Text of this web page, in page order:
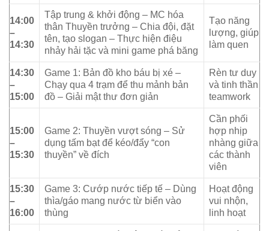
14:00
–
14:30
Tập trung & khởi động – MC hóa
thân Thuyền trưởng – Chia đội, đặt
tên, tạo slogan – Thực hiện điệu
nhảy hải tặc và mini game phá băng
Tạo năng
lượng, giúp
làm quen
14:30
–
15:00
Game 1: Bản đồ kho báu bị xé –
Chạy qua 4 trạm để thu mảnh bản
đồ – Giải mật thư đơn giản
Rèn tư duy
và tinh thần
teamwork
15:00
–
15:30
Game 2: Thuyền vượt sóng – Sử
dụng tấm bạt để kéo/đẩy “con
thuyền” về đích
Cần phối
hợp nhịp
nhàng giữa
các thành
viên
15:30
–
16:00
Game 3: Cướp nước tiếp tế – Dùng
thìa/gáo mang nước từ biển vào
thùng
Hoạt động
vui nhộn,
linh hoạt